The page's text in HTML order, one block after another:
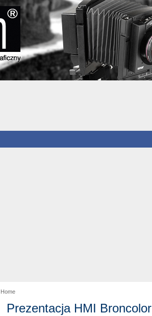
Home
Prezentacja HMI Broncolor